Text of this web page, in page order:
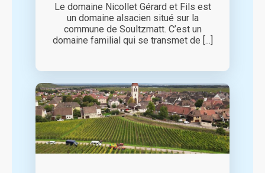
Le domaine Nicollet Gérard et Fils est
un domaine alsacien situé sur la
commune de Soultzmatt. C’est un
domaine familial qui se transmet de [...]